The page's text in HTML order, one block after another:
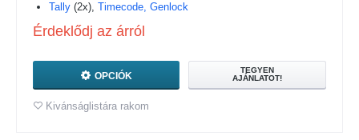
Tally (2x), Timecode, Genlock
Érdeklődj az árról
OPCIÓK
TEGYEN
AJÁNLATOT!
Kivánságlistára rakom